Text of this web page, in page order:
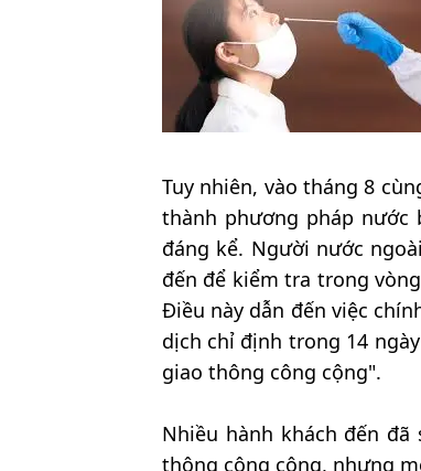
Tuy nhiên, vào tháng 8
thành phương pháp
đáng kể. Người nước
đến để kiểm tra trong
Điều này dẫn đến việc
dịch chỉ định trong 14
giao thông công cộng".
Nhiều hành khách đến
thông công cộng, nhưng